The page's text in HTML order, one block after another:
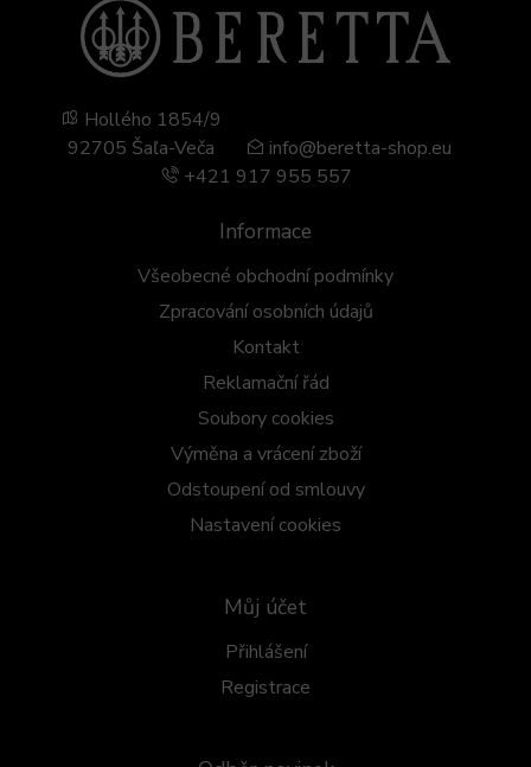
Informace
Všeobecné obchodní podmínky
Zpracování osobních údajů
Kontakt
Reklamační řád
Soubory cookies
Výměna a vrácení zboží
Odstoupení od smlouvy
Nastavení cookies
Můj účet
Přihlášení
Registrace
Hollého 1854/9
92705 Šaľa-Veča
info@beretta-shop.eu
+421 917 955 557